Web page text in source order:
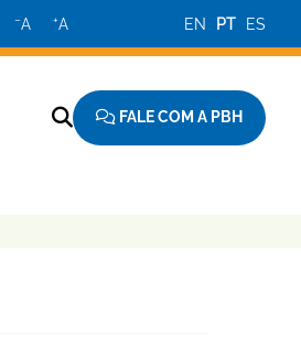
−A +A EN PT ES
FALE COM A PBH